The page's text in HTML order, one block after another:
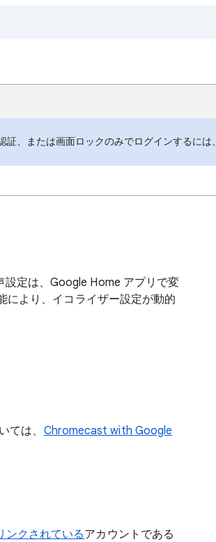
、または画面ロックのみでログインするには、
定は、Google Home アプリで変
により、イコライザー設定が動的
ては、 Chromecast with Google
ンクされているアカウントである